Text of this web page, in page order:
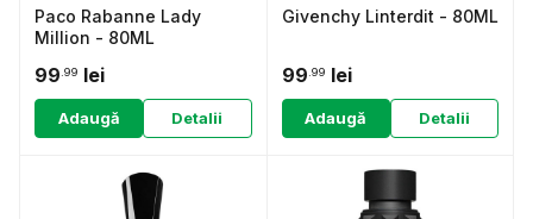
Paco Rabanne Lady
Million - 80ML
99 .99 lei
Adaugă Detalii
Givenchy Linterdit - 80ML
99 .99 lei
Adaugă Detalii